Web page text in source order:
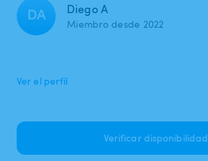
DA Diego A
Miembro desde 2022
Ver el perfil
Verificar disponibilidad